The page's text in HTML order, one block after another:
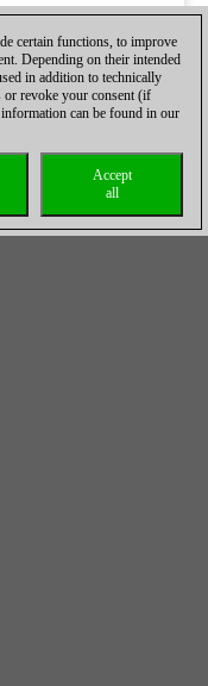
certain functions, to improve
Depending on their intended
in addition to technically
or revoke your consent (if
can be found in our
Accept
all